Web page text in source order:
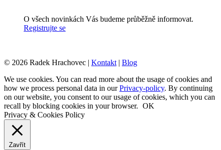
O všech novinkách Vás budeme průběžně informovat.
Registrujte se
© 2026 Radek Hrachovec | Kontakt | Blog
We use cookies. You can read more about the usage of cookies and
how we process personal data in ourPrivacy-policy. By continuing
on our website, you consent to our usage of cookies, which you can
recall by blocking cookies in your browser. OK
Privacy & Cookies Policy
Zavřít